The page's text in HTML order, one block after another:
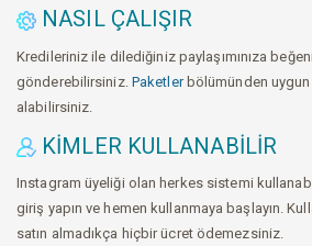
NASIL ÇALIŞIR
Kredileriniz ile dilediğiniz paylaşımınıza
gönderebilirsiniz. Paketlerbölümünden uygun
alabilirsiniz.
KIMLER KULLANABILIR
Instagram üyeliği olan herkes sistemi
giriş yapın ve hemen kullanmaya başlayın.
satın almadıkça hiçbir ücret ödemezsiniz.